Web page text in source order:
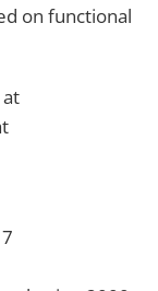
on functional